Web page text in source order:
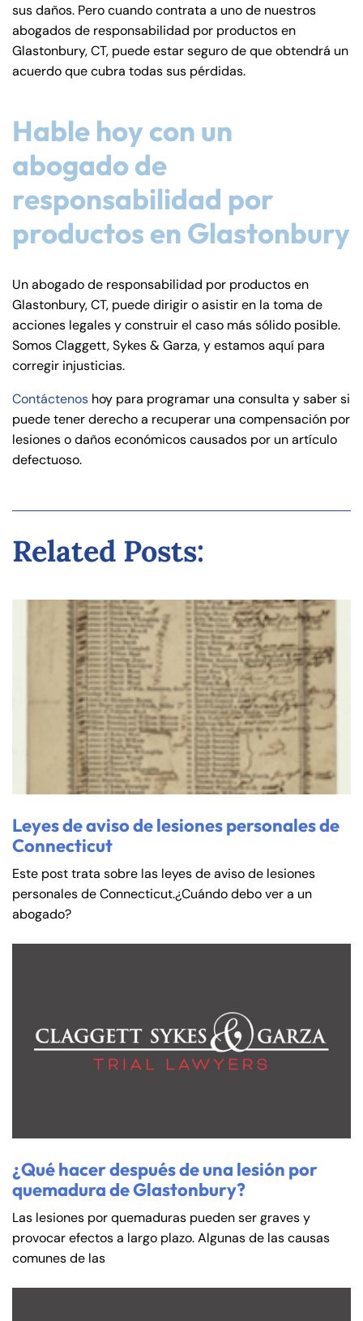
sus daños. Pero cuando contrata a uno de nuestros
abogados de responsabilidad por productos en
Glastonbury, CT, puede estar seguro de que obtendrá un
acuerdo que cubra todas sus pérdidas.
Hable hoy con un
abogado de
responsabilidad por
productos en Glastonbury
Un abogado de responsabilidad por productos en
Glastonbury, CT, puede dirigir o asistir en la toma de
acciones legales y construir el caso más sólido posible.
Somos Claggett, Sykes & Garza, y estamos aquí para
corregir injusticias.
Contáctenos hoy para programar una consulta y saber si
puede tener derecho a recuperar una compensación por
lesiones o daños económicos causados por un artículo
defectuoso.
Related Posts:
Leyes de aviso de lesiones personales de
Connecticut
Este post trata sobre las leyes de aviso de lesiones
personales de Connecticut.¿Cuándo debo ver a un
abogado?
¿Qué hacer después de una lesión por
quemadura de Glastonbury?
Las lesiones por quemaduras pueden ser graves y
provocar efectos a largo plazo. Algunas de las causas
comunes de las